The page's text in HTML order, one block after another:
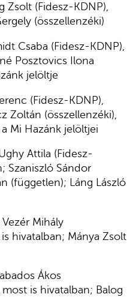
Zsolt (Fidesz-KDNP),
(összellenzéki)
Csaba (Fidesz-KDNP),
Posztovics Ilona
jelöltje
(Fidesz-KDNP),
Zoltán (összellenzéki),
Mi Hazánk jelöltjei
Attila (Fidesz-
Szaniszló Sándor
(független); Láng László
Vezér Mihály
hivatalban; Mánya Zsolt
Ákos
is hivatalban; Balog